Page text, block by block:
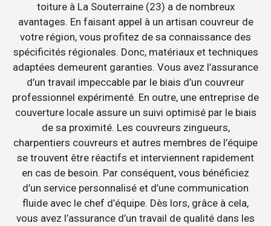
toiture à La Souterraine (23) a de nombreux
avantages. En faisant appel à un artisan couvreur de
votre région, vous profitez de sa connaissance des
spécificités régionales. Donc, matériaux et techniques
adaptées demeurent garanties. Vous avez l’assurance
d’un travail impeccable par le biais d’un couvreur
professionnel expérimenté. En outre, une entreprise de
couverture locale assure un suivi optimisé par le biais
de sa proximité. Les couvreurs zingueurs,
charpentiers couvreurs et autres membres de l’équipe
se trouvent être réactifs et interviennent rapidement
en cas de besoin. Par conséquent, vous bénéficiez
d’un service personnalisé et d’une communication
fluide avec le chef d’équipe. Dès lors, grâce à cela,
vous avez l’assurance d’un travail de qualité dans les